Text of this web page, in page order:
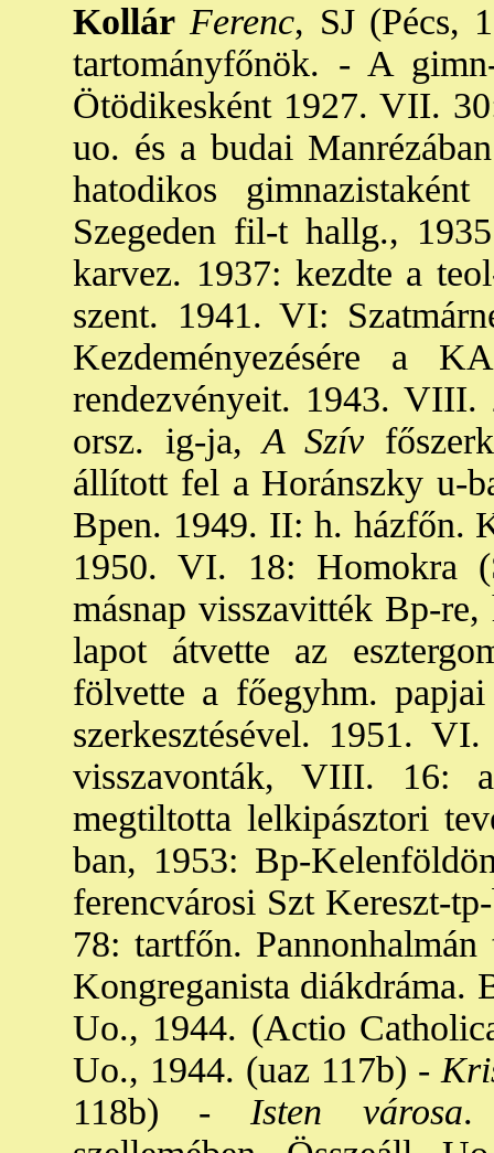
Kollár Ferenc, SJ (Pécs,
tartományfőnök. - A
Ötödikesként 1927. VII.
uo. és a budai
hatodikos
Szegeden fil-t hallg.,
karvez. 1937: kezdte a
szent. 1941. VI:
Kezdeményezésére a
rendezvényeit. 1943. VIII.
orsz. ig-ja, A Szív
állított fel a Horánszky u-
Bpen. 1949. II: h. házfőn.
1950. VI. 18: Homokra
másnap visszavitték Bp-re,
lapot átvette az
fölvette a főegyhm.
szerkesztésével. 1951.
visszavonták, VIII. 16:
megtiltotta lelkipásztori
ban, 1953: Bp-
ferencvárosi Szt Kereszt-
78: tartfőn.
Kongreganista diákdráma.
Uo., 1944. (Actio
Uo., 1944. (uaz 117b) -
118b) - Isten városa.